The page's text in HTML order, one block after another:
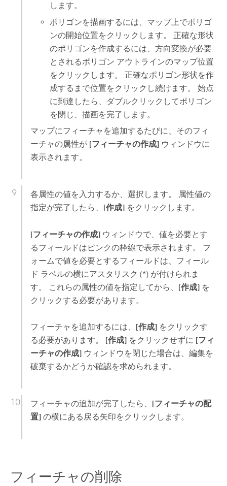
します。
ポリゴンを描画するには、マップ上でポリゴ
ンの開始位置をクリックします。 正確な形状
のポリゴンを作成するには、方向変換が必要
とされるポリゴン アウトラインのマップ位置
をクリックします。 正確なポリゴン形状を作
成するまで位置をクリックし続けます。 始点
に到達したら、ダブルクリックしてポリゴン
を閉じ、描画を完了します。
マップにフィーチャを追加するたびに、そのフィ
ーチャの属性が [フィーチャの作成]ウィンドウに
表示されます。
各属性の値を入力するか、選択します。 属性値の
指定が完了したら、 [作成]をクリックします。
[フィーチャの作成]ウィンドウで、値を必要とす
るフィールドはピンクの枠線で表示されます。 フ
ォームで値を必要とするフィールドは、フィール
ド ラベルの横にアスタリスク (*) が付けられま
す。 これらの属性の値を指定してから、 [作成]を
クリックする必要があります。
フィーチャを追加するには、 [作成]をクリックす
る必要があります。 [作成]をクリックせずに [フィ
ーチャの作成]ウィンドウを閉じた場合は、編集を
破棄するかどうか確認を求められます。
フィーチャの追加が完了したら、 [フィーチャの配
置]の横にある戻る矢印をクリックします。
フィーチャの削除